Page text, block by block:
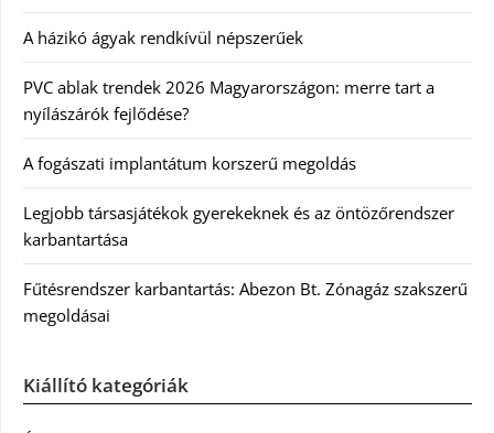
A házikó ágyak rendkívül népszerűek
PVC ablak trendek 2026 Magyarországon: merre tart a
nyílászárók fejlődése?
A fogászati implantátum korszerű megoldás
Legjobb társasjátékok gyerekeknek és az öntözőrendszer
karbantartása
Fűtésrendszer karbantartás: Abezon Bt. Zónagáz szakszerű
megoldásai
Kiállító kategóriák